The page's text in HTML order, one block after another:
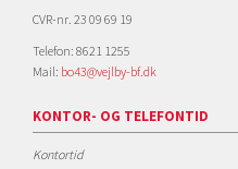
CVR-nr. 23 09 69 19
Telefon: 8621 1255
Mail: bo43@vejlby-bf.dk
KONTOR- OG TELEFONTID
Kontortid